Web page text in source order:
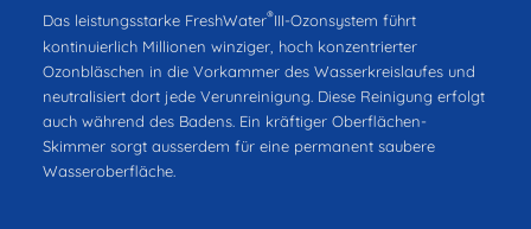
Das leistungsstarke FreshWater®III-Ozonsystem führt
kontinuierlich Millionen winziger, hoch konzentrierter
Ozonbläschen in die Vorkammer des Wasserkreislaufes und
neutralisiert dort jede Verunreinigung. Diese Reinigung erfolgt
auch während des Badens. Ein kräftiger Oberflächen-
Skimmer sorgt ausserdem für eine permanent saubere
Wasseroberfläche.